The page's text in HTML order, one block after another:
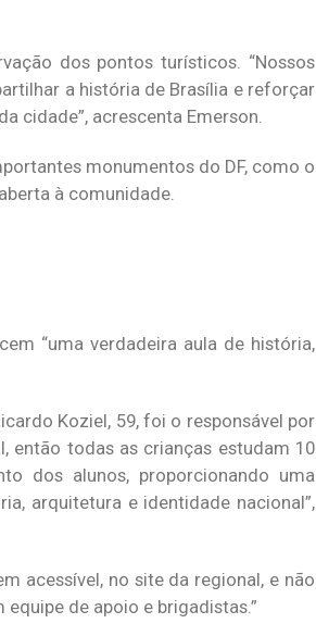
dos pontos turísticos. “Nossos
a história de Brasília e reforçar
cidade”, acrescenta Emerson.
monumentos do DF, como o
à comunidade.
“uma verdadeira aula de história,
Koziel, 59, foi o responsável por
então todas as crianças estudam 10
dos alunos, proporcionando uma
arquitetura e identidade nacional”,
acessível, no site da regional, e não
de apoio e brigadistas.”